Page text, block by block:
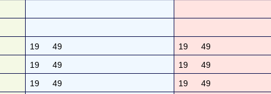
19 49 19
49
19 49 19
49
19 49 19
49